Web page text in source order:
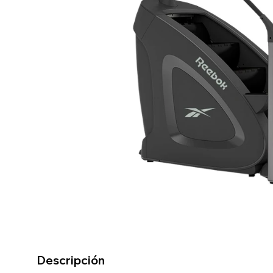
Descripción